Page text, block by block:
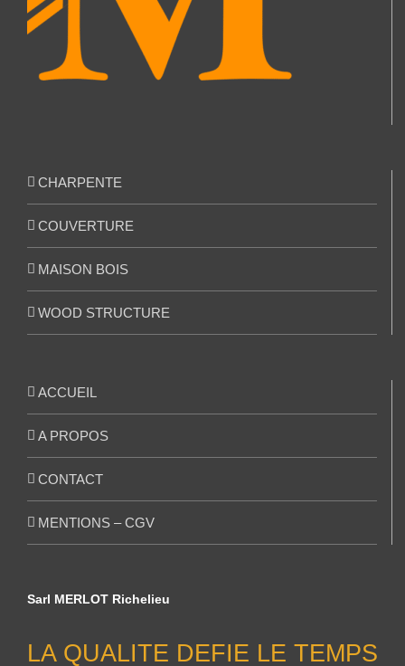
CHARPENTE
COUVERTURE
MAISON BOIS
WOOD STRUCTURE
ACCUEIL
A PROPOS
CONTACT
MENTIONS – CGV
Sarl MERLOT Richelieu
LA QUALITE DEFIE LE TEMPS